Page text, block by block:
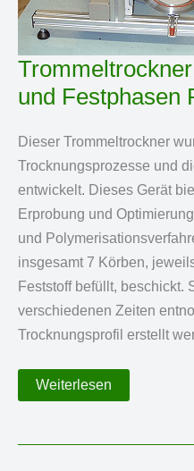
und Festphasen
Dieser Trommeltrockner
Trocknungsprozesse und
entwickelt. Dieses Gerät
Erprobung und
und
insgesamt 7 Körben,
Feststoff befüllt, beschickt.
verschiedenen Zeiten
Trocknungsprofil erstellt
Trommeltrockner
für
Festphasen
Weiterlesen